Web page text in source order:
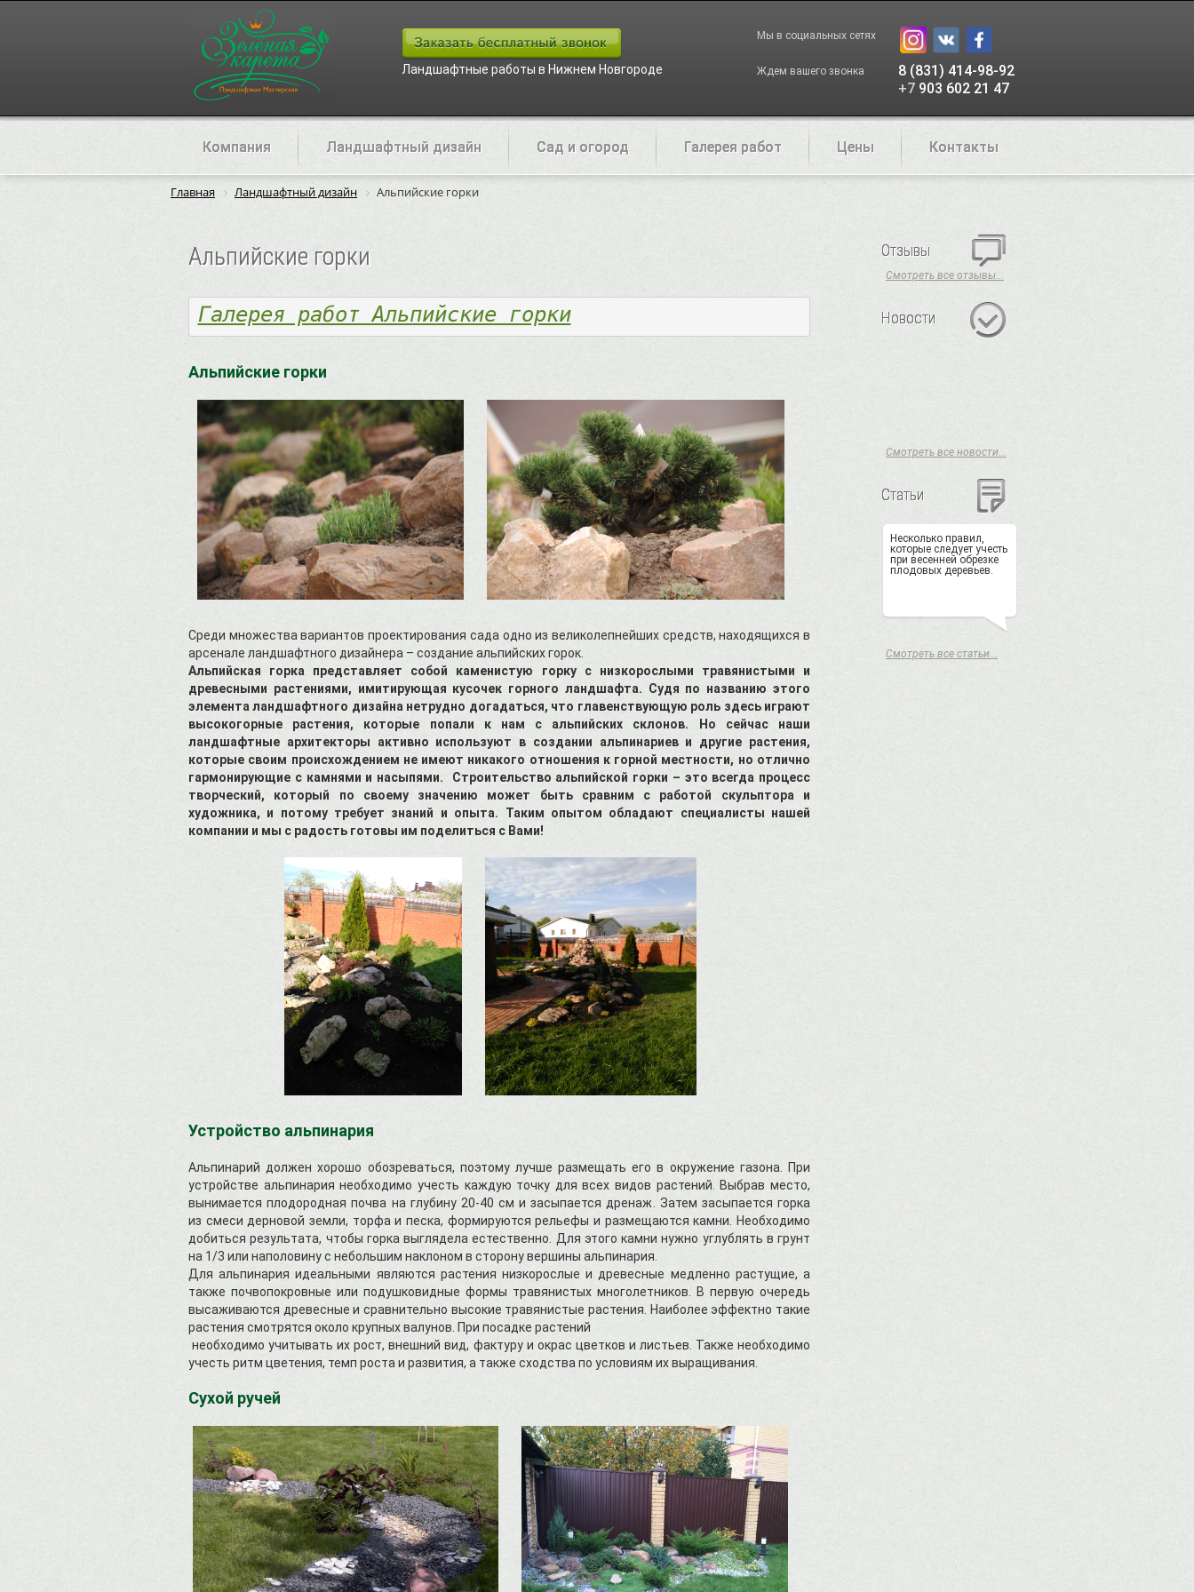
Ландшафтные работы в Нижнем Новгороде
Мы в социальных сетях
Ждем вашего звонка
8 (831) 414-98-92
+7 903 602 21 47
Компания Ландшафтный дизайн Сад и огород Галерея работ Цены Контакты
Главная Ландшафтный дизайн Альпийские горки
Альпийские горки
Галерея работ Альпийские горки
Альпийские горки
Среди множества вариантов проектирования сада одно из великолепнейших средств, находящихся в
арсенале ландшафтного дизайнера – создание альпийских горок.
Альпийская горка представляет собой каменистую горку с низкорослыми травянистыми и
древесными растениями, имитирующая кусочек горного ландшафта. Судя по названию этого
элемента ландшафтного дизайна нетрудно догадаться, что главенствующую роль здесь играют
высокогорные растения, которые попали к нам с альпийских склонов. Но сейчас наши
ландшафтные архитекторы активно используют в создании альпинариев и другие растения,
которые своим происхождением не имеют никакого отношения к горной местности, но отлично
гармонирующие с камнями и насыпями.
Строительство альпийской горки – это всегда процесс
творческий, который по своему значению может быть сравним с работой скульптора и
художника, и потому требует знаний и опыта. Таким опытом обладают специалисты нашей
компании и мы с радость готовы им поделиться с Вами!
Устройство альпинария
Альпинарий должен хорошо обозреваться, поэтому лучше размещать его в окружение газона. При
устройстве альпинария необходимо учесть каждую точку для всех видов растений. Выбрав место,
вынимается плодородная почва на глубину 20-40 см и засыпается дренаж. Затем засыпается горка
из смеси дерновой земли, торфа и песка, формируются рельефы и размещаются камни. Необходимо
добиться результата, чтобы горка выглядела естественно. Для этого камни нужно углублять в грунт
на 1/3 или наполовину с небольшим наклоном в сторону вершины альпинария.
Для альпинария идеальными являются растения низкорослые и древесные медленно растущие, а
также почвопокровные или подушковидные формы травянистых многолетников. В первую очередь
высаживаются древесные и сравнительно высокие травянистые растения. Наиболее эффектно такие
растения смотрятся около крупных валунов. При посадке растений
необходимо учитывать их рост, внешний вид, фактуру и окрас цветков и листьев. Также необходимо
учесть ритм цветения, темп роста и развития, а также сходства по условиям их выращивания.
Сухой ручей
Отзывы
Смотреть все отзывы...
Новости
Смотреть все новости...
Статьи
Несколько правил,
которые следует учесть
при весенней обрезке
плодовых деревьев.
Смотреть все статьи...